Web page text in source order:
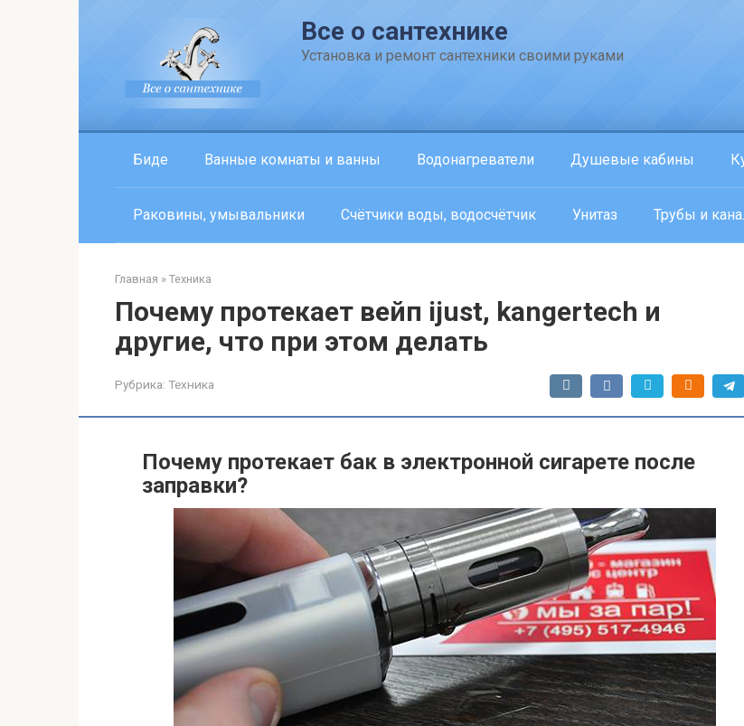
Все о сантехнике
Установка и ремонт сантехники своими руками
Биде Ванные комнаты и ванны Водонагреватели Душевые кабины
Раковины, умывальники Счётчики воды, водосчётчик Унитаз Трубы и
Главная » Техника
Почему протекает вейп ijust, kangertech и
другие, что при этом делать
Рубрика: Техника
Почему протекает бак в электронной сигарете после
заправки?